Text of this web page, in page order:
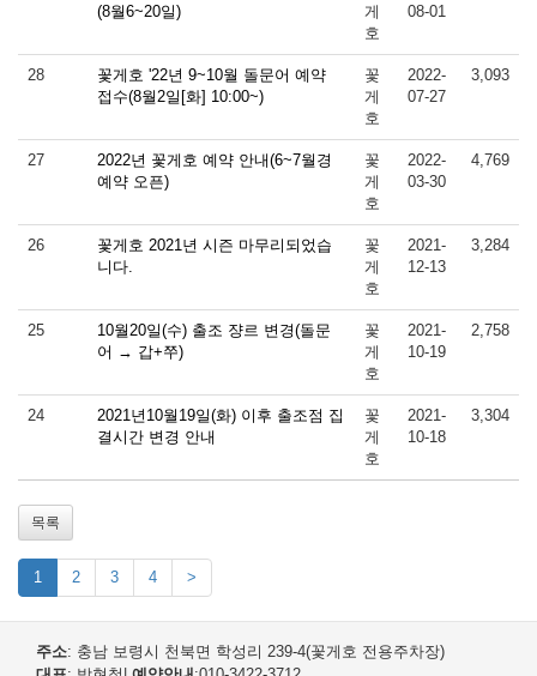
(8월6~20일)
게
호
08-01
28
꽃게호 '22년 9~10월 돌문어 예약
접수(8월2일[화] 10:00~)
꽃
게
호
2022-
07-27
3,093
27
2022년 꽃게호 예약 안내(6~7월경
예약 오픈)
꽃
게
호
2022-
03-30
4,769
26
꽃게호 2021년 시즌 마무리되었습
니다.
꽃
게
호
2021-
12-13
3,284
25
10월20일(수) 출조 쟝르 변경(돌문
어 → 갑+쭈)
꽃
게
호
2021-
10-19
2,758
24
2021년10월19일(화) 이후 출조점 집
결시간 변경 안내
꽃
게
호
2021-
10-18
3,304
목록
1 2 3 4 >
주소: 충남 보령시 천북면 학성리 239-4(꽃게호 전용주차장)